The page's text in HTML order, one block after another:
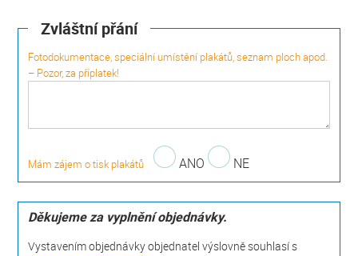
Zvláštní přání
Fotodokumentace, speciální umístění plakátů, seznam ploch apod.
– Pozor, za příplatek!
Mám zájem o tisk plakátů ANO NE
Děkujeme za vyplnění objednávky.
Vystavením objednávky objednatel výslovně souhlasí s